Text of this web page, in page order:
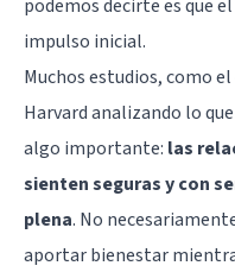
podemos decirte es que
impulso inicial.
Muchos estudios, como
Harvard analizando lo
algo importante: las
sienten seguras y con
plena. No
aportar bienestar